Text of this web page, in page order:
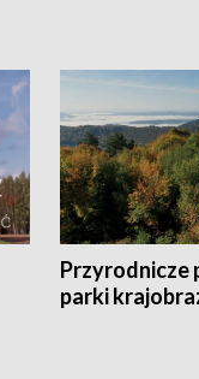
Przyrodnicze
parki